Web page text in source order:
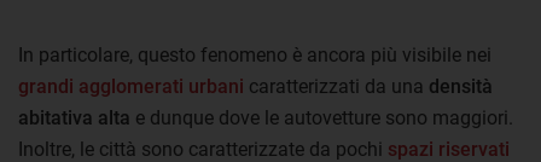
In particolare, questo fenomeno è ancora più visibile nei
grandi agglomerati urbani caratterizzati da una densità
abitativa alta e dunque dove le autovetture sono maggiori.
Inoltre, le città sono caratterizzate da pochi spazi riservati